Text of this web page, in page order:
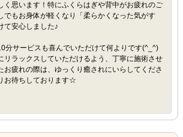
く思います！特にふくらはぎや背中がお疲れのご
でもお身体が軽くなり「柔らかくなった気がす
て安心しました♪
分サービスも喜んでいただけて何よりです(^_^)
リラックスしていただけるよう、丁寧に施術させ
お疲れの際は、ゆっくり癒されにいらしてくださ
お待ちしております☆